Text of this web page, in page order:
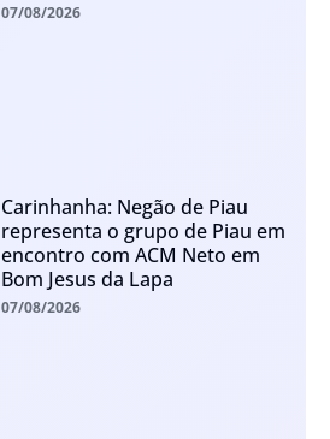
07/08/2026
Carinhanha: Negão de Piau
representa o grupo de Piau em
encontro com ACM Neto em
Bom Jesus da Lapa
07/08/2026